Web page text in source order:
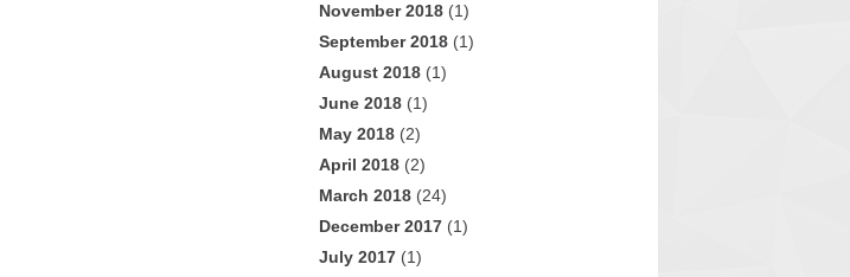
November 2018 (1)
September 2018 (1)
August 2018 (1)
June 2018 (1)
May 2018 (2)
April 2018 (2)
March 2018 (24)
December 2017 (1)
July 2017 (1)